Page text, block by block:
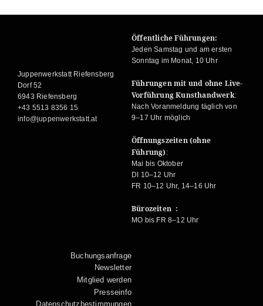
Juppenwerkstatt Riefensberg
Dorf 52
6943 Riefensberg
+43 5513 8356 15
info@juppenwerkstatt.at
Öffentliche Führungen:
Jeden Samstag und am ersten
Sonntag im Monat, 10 Uhr
Führungen mit und ohne Live-
Vorführung Kunsthandwerk:
Nach Voranmeldung täglich von
9–17 Uhr möglich
Öffnungszeiten (ohne
Führung) :
Mai bis Oktober
DI 10–12 Uhr
FR 10–12 Uhr, 14–16 Uhr
Bürozeiten :
MO bis FR 8–12 Uhr
Buchungsanfrage
Newsletter
Mitglied werden
Presseinfo
Datenschutzbestimmungen